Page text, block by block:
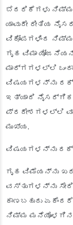
ಬೆದರಿಕೆಗಳು ನಿಮ್ಮ
ಯಾವುದೇ ರೀತಿಯ
ವಿಕೋಪಗಳಿಂದ
ಗೃಹ ವಿಮಾ
ಮಾರ್ಗಗಳಲ್ಲಿ
ವಿಷಯಗಳನ್ನು
ಇತ್ಯಾದಿ ನೈಸರ್ಗಿಕ
ಪ್ರದೇಶಗಳಲ್ಲಿ
ಮುಖ್ಯ.
ವಿಷಯಗಳನ್ನು
ಗೃಹ ವಿಮೆಯನ್ನು
ವಸ್ತುಗಳನ್ನು
ಕಾಣಬಹುದು
ನಿಮ್ಮ ಮನೆಯೊಳಗಿನ